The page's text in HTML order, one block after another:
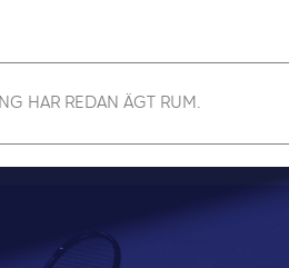
HAR REDAN ÄGT RUM.